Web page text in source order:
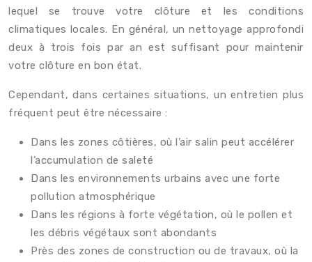
lequel se trouve votre clôture et les conditions
climatiques locales. En général, un nettoyage approfondi
deux à trois fois par an est suffisant pour maintenir
votre clôture en bon état.
Cependant, dans certaines situations, un entretien plus
fréquent peut être nécessaire :
Dans les zones côtières, où l’air salin peut accélérer
l’accumulation de saleté
Dans les environnements urbains avec une forte
pollution atmosphérique
Dans les régions à forte végétation, où le pollen et
les débris végétaux sont abondants
Près des zones de construction ou de travaux, où la